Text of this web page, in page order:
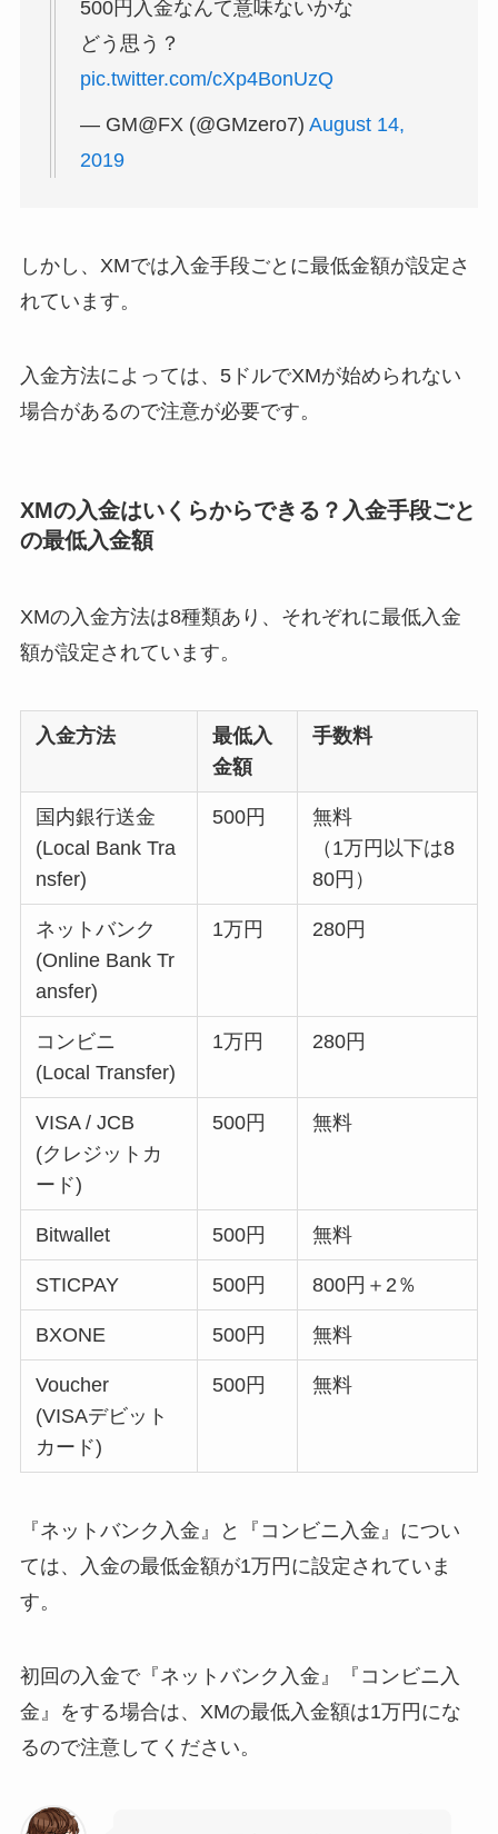
500円入金なんて意味ないかな
どう思う？
pic.twitter.com/cXp4BonUzQ
— GM@FX (@GMzero7) August 14,
2019
しかし、XMでは入金手段ごとに最低金額が設定さ
れています。
入金方法によっては、5ドルでXMが始められない
場合があるので注意が必要です。
XMの入金はいくらからできる？入金手段ごと
の最低入金額
XMの入金方法は8種類あり、それぞれに最低入金
額が設定されています。
入金方法
最低入
金額
手数料
国内銀行送金
(Local Bank Tra
nsfer)
500円
無料
（1万円以下は8
80円）
ネットバンク
(Online Bank Tr
ansfer)
1万円 280円
コンビニ
(Local Transfer)
1万円 280円
VISA / JCB
(クレジットカ
ード)
500円 無料
Bitwallet 500円 無料
STICPAY 500円 800円＋2％
BXONE 500円 無料
Voucher
(VISAデビット
カード)
500円 無料
『ネットバンク入金』と『コンビニ入金』につい
ては、入金の最低金額が1万円に設定されていま
す。
初回の入金で『ネットバンク入金』『コンビニ入
金』をする場合は、XMの最低入金額は1万円にな
るので注意してください。